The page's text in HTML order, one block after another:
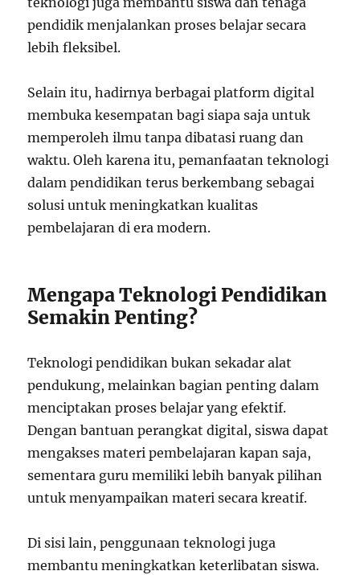
pendidik menjalankan proses belajar secara
lebih fleksibel.
Selain itu, hadirnya berbagai platform digital
membuka kesempatan bagi siapa saja untuk
memperoleh ilmu tanpa dibatasi ruang dan
waktu. Oleh karena itu, pemanfaatan teknologi
dalam pendidikan terus berkembang sebagai
solusi untuk meningkatkan kualitas
pembelajaran di era modern.
Mengapa Teknologi Pendidikan
Semakin Penting?
Teknologi pendidikan bukan sekadar alat
pendukung, melainkan bagian penting dalam
menciptakan proses belajar yang efektif.
Dengan bantuan perangkat digital, siswa dapat
mengakses materi pembelajaran kapan saja,
sementara guru memiliki lebih banyak pilihan
untuk menyampaikan materi secara kreatif.
Di sisi lain, penggunaan teknologi juga
membantu meningkatkan keterlibatan siswa.